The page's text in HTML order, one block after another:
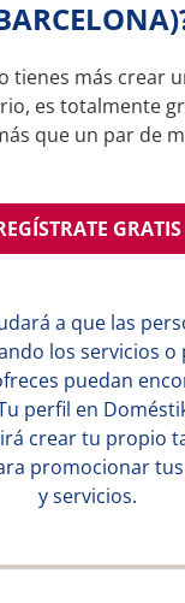
tienes más crear
es totalmente
que un par de
GRATIS
a que las
los servicios
puedan
perfil en
crear tu propio
promocionar
y servicios.